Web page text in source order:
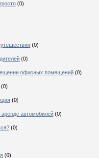
(0)
(0)
(0)
офисных помещений (0)
(0)
(0)
автомобилей (0)
(0)
(0)